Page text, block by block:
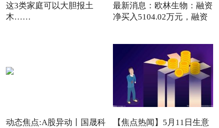
这3类家庭可以大胆报土
木……
最新消息：欧林生物：融资
净买入5104.02万元，融资
动态焦点:A股异动丨国晟科
【焦点热闻】5月11日生意